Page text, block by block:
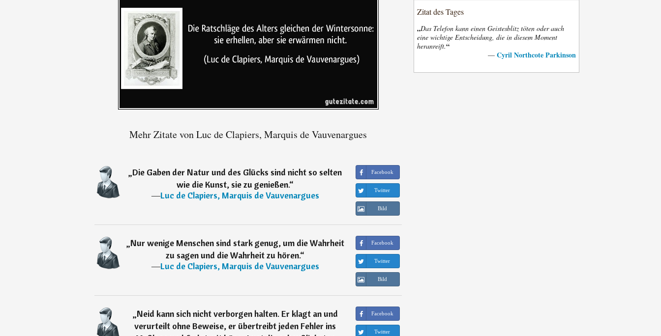
Mehr Zitate von Luc de Clapiers, Marquis de Vauvenargues
„Die Gaben der Natur und des Glücks sind nicht so selten
wie die Kunst, sie zu genießen.“
―Luc de Clapiers, Marquis de Vauvenargues
Facebook
Twitter
Bild
„Nur wenige Menschen sind stark genug, um die Wahrheit
zu sagen und die Wahrheit zu hören.“
―Luc de Clapiers, Marquis de Vauvenargues
Facebook
Twitter
Bild
„Neid kann sich nicht verborgen halten. Er klagt an und
verurteilt ohne Beweise, er übertreibt jeden Fehler ins
Facebook
Twitter
Zitat des Tages
„Das Telefon kann einen Geistesblitz töten oder auch
eine wichtige Entscheidung, die in diesem Moment
heranreift.“
— Cyril Northcote Parkinson